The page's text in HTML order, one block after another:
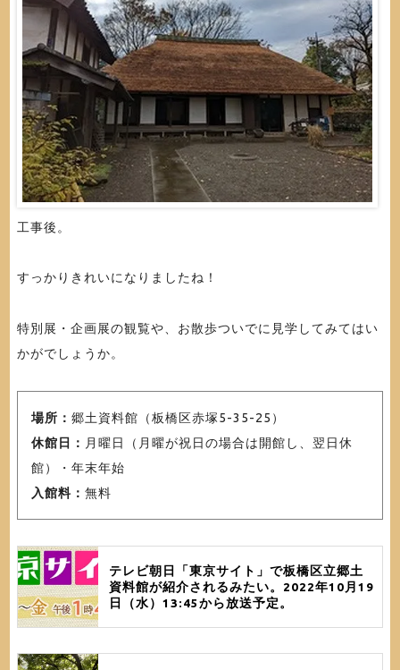
工事後。
すっかりきれいになりましたね！
特別展・企画展の観覧や、お散歩ついでに見学してみてはい
かがでしょうか。
場所： 郷土資料館（板橋区赤塚5-35-25）
休館日： 月曜日（月曜が祝日の場合は開館し、翌日休
館）・年末年始
入館料： 無料
テレビ朝日「東京サイト」で板橋区立郷土
資料館が紹介されるみたい。2022年10月19
日（水）13:45から放送予定。